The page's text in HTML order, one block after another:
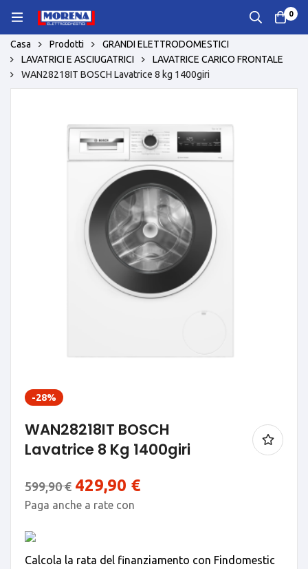
0
Casa Prodotti
GRANDI ELETTRODOMESTICI
LAVATRICI E ASCIUGATRICI
LAVATRICE CARICO FRONTALE
WAN28218IT BOSCH Lavatrice 8 kg 1400giri
-28%
WAN28218IT BOSCH
Lavatrice 8 Kg 1400giri
599,90€ 429,90 €
Paga anche a rate con
Calcola la rata del finanziamento con Findomestic